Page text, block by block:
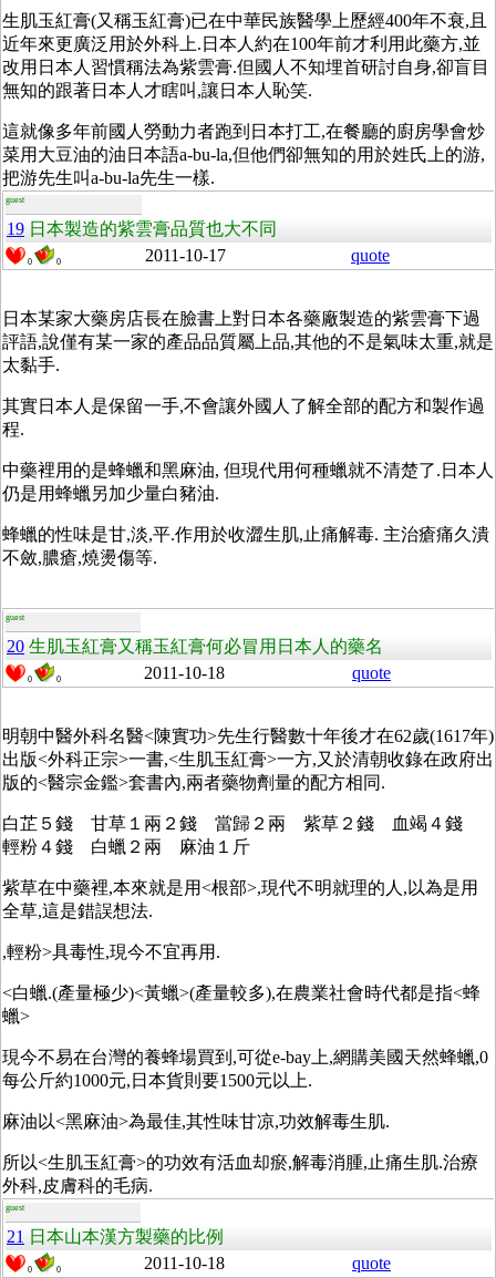
生肌玉紅膏(又稱玉紅膏)已在中華民族醫學上歷經400年不衰,且
近年來更廣泛用於外科上.日本人約在100年前才利用此藥方,並
改用日本人習慣稱法為紫雲膏.但國人不知埋首研討自身,卻盲目
無知的跟著日本人才瞎叫,讓日本人恥笑.
這就像多年前國人勞動力者跑到日本打工,在餐廳的廚房學會炒
菜用大豆油的油日本語a-bu-la,但他們卻無知的用於姓氏上的游,
把游先生叫a-bu-la先生一樣.
guest
19 日本製造的紫雲膏品質也大不同
0 0 2011-10-17 quote
日本某家大藥房店長在臉書上對日本各藥廠製造的紫雲膏下過
評語,說僅有某一家的產品品質屬上品,其他的不是氣味太重,就是
太黏手.
其實日本人是保留一手,不會讓外國人了解全部的配方和製作過
程.
中藥裡用的是蜂蠟和黑麻油, 但現代用何種蠟就不清楚了.日本人
仍是用蜂蠟另加少量白豬油.
蜂蠟的性味是甘,淡,平.作用於收澀生肌,止痛解毒. 主治瘡痛久潰
不斂,膿瘡,燒燙傷等.
guest
20 生肌玉紅膏又稱玉紅膏何必冒用日本人的藥名
0 0 2011-10-18 quote
明朝中醫外科名醫<陳實功>先生行醫數十年後才在62歲(1617年)
出版<外科正宗>一書,<生肌玉紅膏>一方,又於清朝收錄在政府出
版的<醫宗金鑑>套書內,兩者藥物劑量的配方相同.
白芷５錢 甘草１兩２錢 當歸２兩 紫草２錢 血竭４錢
輕粉４錢 白蠟２兩 麻油１斤
紫草在中藥裡,本來就是用<根部>,現代不明就理的人,以為是用
全草,這是錯誤想法.
,輕粉>具毒性,現今不宜再用.
<白蠟.(產量極少)<黃蠟>(產量較多),在農業社會時代都是指<蜂
蠟>
現今不易在台灣的養蜂場買到,可從e-bay上,網購美國天然蜂蠟,0
每公斤約1000元,日本貨則要1500元以上.
麻油以<黑麻油>為最佳,其性味甘凉,功效解毒生肌.
所以<生肌玉紅膏>的功效有活血却瘀,解毒消腫,止痛生肌.治療
外科,皮膚科的毛病.
guest
21 日本山本漢方製藥的比例
0 0 2011-10-18 quote